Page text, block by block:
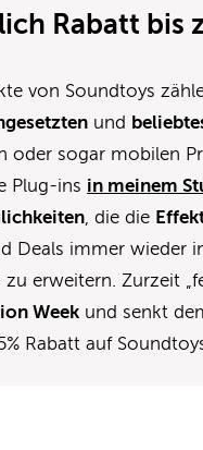
Rabatt bis
von Soundtoys
und
oder sogar mobilen
Plug-ins in meinem
, die die
Deals immer wieder
zu erweitern. Zurzeit
Week und senkt
Rabatt auf